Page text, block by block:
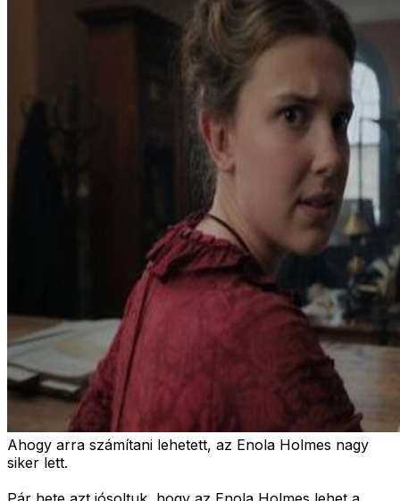
Ahogy arra számítani lehetett, az Enola Holmes nagy
siker lett.